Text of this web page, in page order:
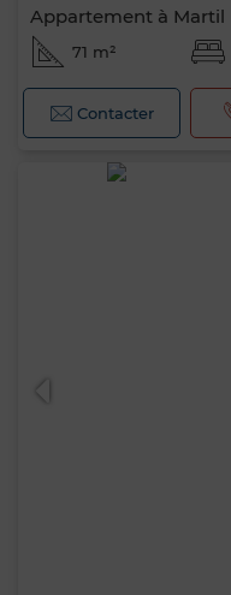
Appartement à Martil
71 m²
Contacter